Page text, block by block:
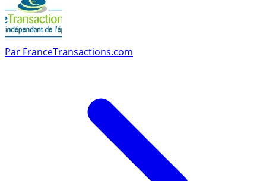
Par FranceTransactions.com